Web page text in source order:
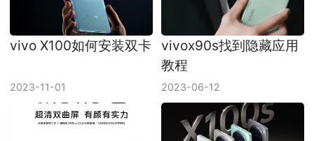
vivo X100如何安装双卡
2023-11-01
vivox90s找到隐藏应用
教程
2023-06-12